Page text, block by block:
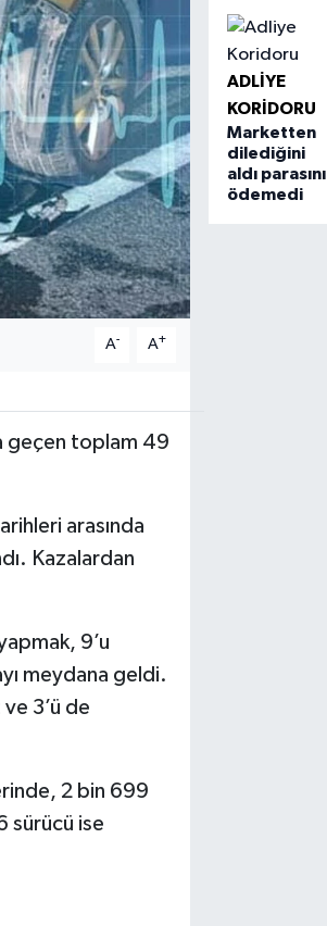
A- A+
geçen toplam 49
arasında
Kazalardan
9’u
meydana geldi.
3’ü de
2 bin 699
sürücü ise
ADLIYE
KORIDORU
Marketten
dilediğini
aldı parasını
ödemedi